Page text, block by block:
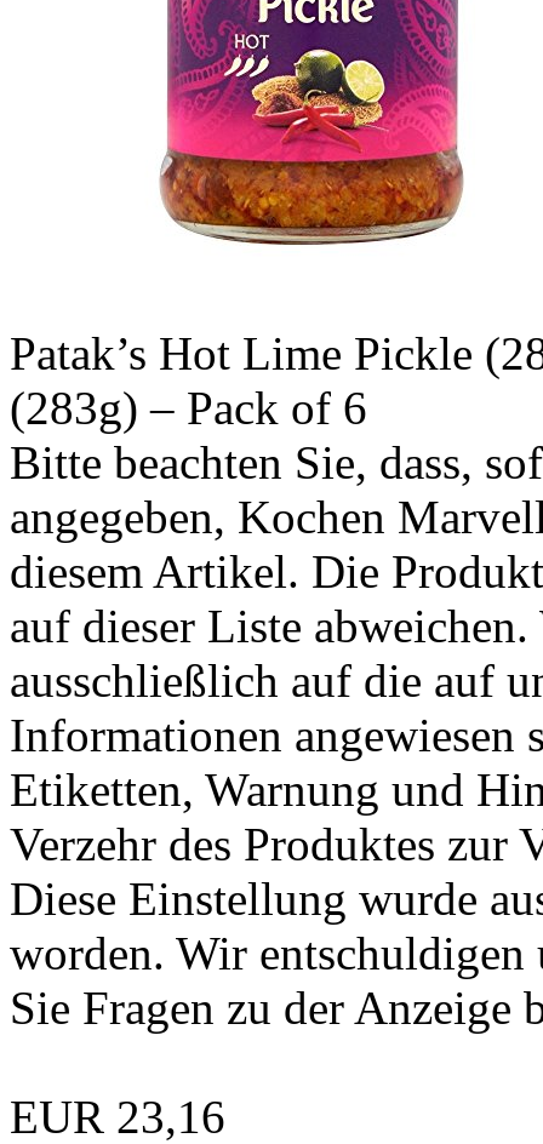
Patak’s Hot Lime Pickle
(283g) – Pack of 6
Bitte beachten Sie, dass,
angegeben, Kochen
diesem Artikel. Die
auf dieser Liste
ausschließlich auf die auf
Informationen angewiesen
Etiketten, Warnung und
Verzehr des Produktes zur
Diese Einstellung wurde
worden. Wir
Sie Fragen zu der
EUR 23,16